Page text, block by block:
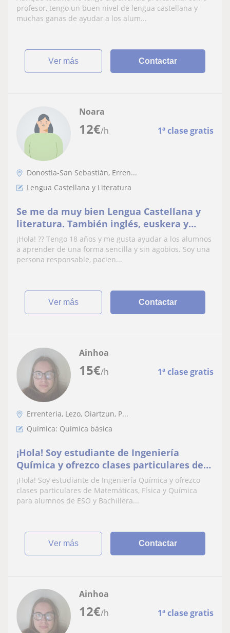
profesor, tengo un buen nivel de lengua castellana y
muchas ganas de ayudar a los alum...
ver más Contactar
12€/h 1ª clase gratis
Noara
Donostia-San Sebastián, Erren...
Lengua Castellana y Literatura
Se me da muy bien Lengua Castellana y
literatura. También inglés, euskera y
biología.
¡Hola! ?? Tengo 18 años y me gusta ayudar a los alumnos
a aprender de una forma sencilla y sin agobios. Soy una
persona responsable, pacien...
ver más Contactar
15€/h 1ª clase gratis
Ainhoa
Errenteria, Lezo, Oiartzun, P...
Química: Química básica
¡Hola! Soy estudiante de Ingeniería
Química y ofrezco clases particulares de
Química
¡Hola! Soy estudiante de Ingeniería Química y ofrezco
clases particulares de Matemáticas, Física y Química
para alumnos de ESO y Bachillera...
ver más Contactar
12€/h 1ª clase gratis
Ainhoa